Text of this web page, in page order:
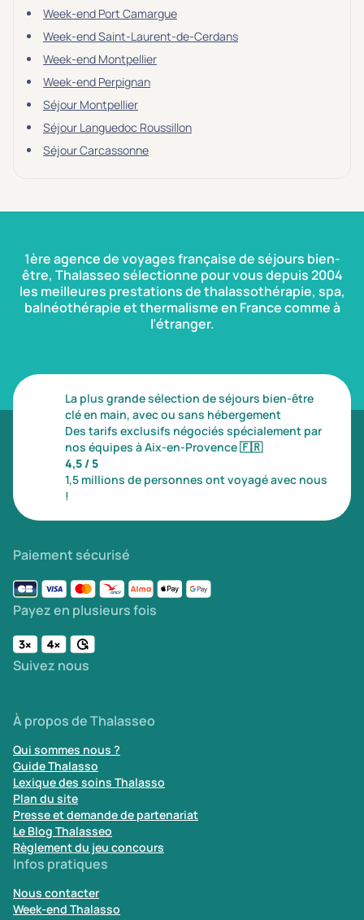
Week-end Port Camargue
Week-end Saint-Laurent-de-Cerdans
Week-end Montpellier
Week-end Perpignan
Séjour Montpellier
Séjour Languedoc Roussillon
Séjour Carcassonne
1ère agence de voyages française de séjours bien-
être, Thalasseo sélectionne pour vous depuis 2004
les meilleures prestations de thalassothérapie, spa,
balnéothérapie et thermalisme en France comme à
l’étranger.
La plus grande sélection de séjours bien-être
clé en main, avec ou sans hébergement
Des tarifs exclusifs négociés spécialement par
nos équipes à Aix-en-Provence🇫🇷
4,5 / 5
1,5 millions de personnes ont voyagé avec nous
!
Paiement sécurisé
Payez en plusieurs fois
Suivez nous
À propos de Thalasseo
Qui sommes nous ?
Guide Thalasso
Lexique des soins Thalasso
Plan du site
Presse et demande de partenariat
Le Blog Thalasseo
Règlement du jeu concours
Infos pratiques
Nous contacter
Week-end Thalasso